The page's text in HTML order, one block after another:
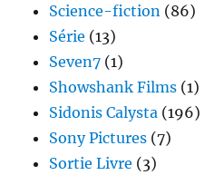
Science-fiction (86)
Série (13)
Seven7 (1)
Showshank Films (1)
Sidonis Calysta (196)
Sony Pictures (7)
Sortie Livre (3)